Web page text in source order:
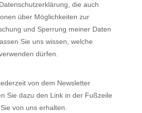
die auch
über Möglichkeiten zur
und Sperrung meiner Daten
Sie uns wissen, welche
dürfen.
von dem Newsletter
Sie dazu den Link in der Fußzeile
von uns erhalten.